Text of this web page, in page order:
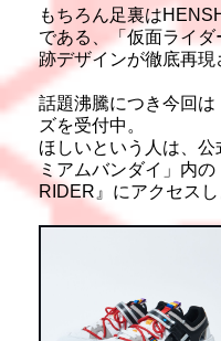
もちろん足裏は
である、「仮面ライ
跡デザインが徹底再現
話題沸騰につき今回
ズを受付中。
ほしいという人は、
ミアムバンダイ」内
RIDER』にアクセスし